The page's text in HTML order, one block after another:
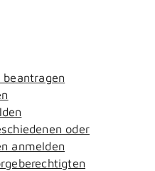
oder
anmelden